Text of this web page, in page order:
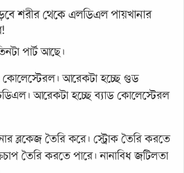
শরীর থেকে এলডিএল পায়খানার
পার্ট আছে।
কোলেস্টেরল। আরেকটা হচ্ছে গুড
আরেকটা হচ্ছে ব্যাড কোলেস্টেরল
ব্লকেজ তৈরি করে। স্ট্রোক তৈরি করতে
তৈরি করতে পারে। নানাবিধ জটিলতা